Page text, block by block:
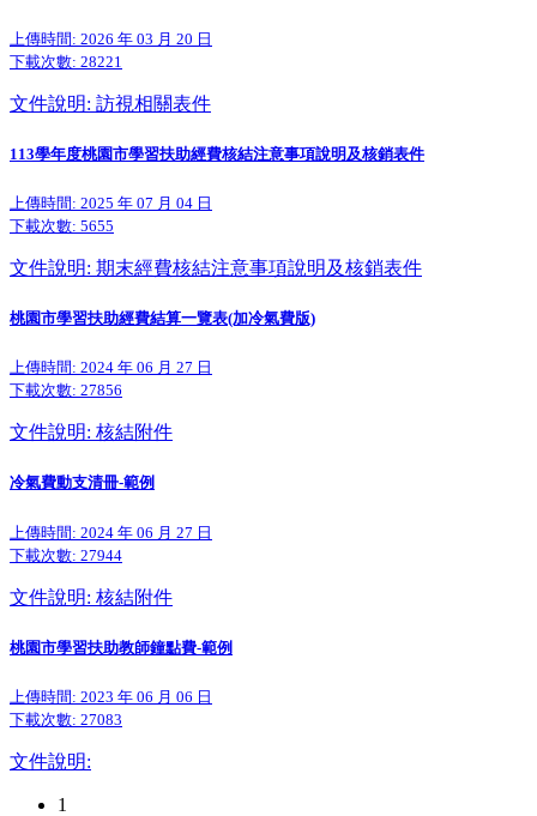
上傳時間: 2026 年 03 月 20 日
下載次數: 28221
文件說明: 訪視相關表件
113學年度桃園市學習扶助經費核結注意事項說明及核銷表件
上傳時間: 2025 年 07 月 04 日
下載次數: 5655
文件說明: 期末經費核結注意事項說明及核銷表件
桃園市學習扶助經費結算一覽表(加冷氣費版)
上傳時間: 2024 年 06 月 27 日
下載次數: 27856
文件說明: 核結附件
冷氣費動支清冊-範例
上傳時間: 2024 年 06 月 27 日
下載次數: 27944
文件說明: 核結附件
桃園市學習扶助教師鐘點費-範例
上傳時間: 2023 年 06 月 06 日
下載次數: 27083
文件說明:
1